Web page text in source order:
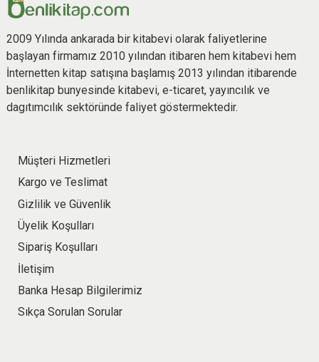
2009 Yılında ankarada bir kitabevi olarak faliyetlerine
başlayan firmamız 2010 yılından itibaren hem kitabevi hem
İnternetten kitap satışına başlamış 2013 yılından itibarende
benlikitap bunyesinde kitabevi, e-ticaret, yayıncılık ve
dagıtımcılık sektöründe faliyet göstermektedir.
Müşteri Hizmetleri
Kargo ve Teslimat
Gizlilik ve Güvenlik
Üyelik Koşulları
Sipariş Koşulları
İletişim
Banka Hesap Bilgilerimiz
Sıkça Sorulan Sorular